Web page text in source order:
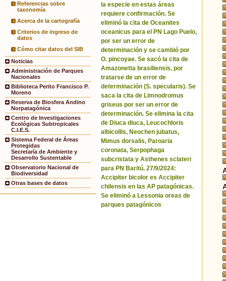
Referencias sobre
taxonomía
Acerca de la cartografía
Criterios de ingreso de
datos
Cómo citar datos del SIB
Noticias
Administración de Parques
Nacionales
Biblioteca Perito Francisco P.
Moreno
Reserva de Biosfera Andino
Norpatagónica
Centro de Investigaciones
Ecológicas Subtropicales
C.I.E.S.
Sistema Federal de Áreas
Protegidas
Secretaría de Ambiente y
Desarrollo Sustentable
Observatorio Nacional de
Biodiversidad
Otras bases de datos
la especie en estas áreas
requiere confirmación. Se
eliminó la cita de Oceanites
oceanicus para el PN Lago Puelo,
por ser un error de
determinación y se cambió por
O. pincoyae. Se sacó la cita de
Amazonetta brasiliensis, por
tratarse de un error de
determinación (S. specularis). Se
saca la cita de Limnodromus
griseus por ser un error de
determinación. Se elimina la cita
de Diuca diuca, Leucochloris
albicollis, Neochen jubatus,
Mimus dorsalis, Paroaria
coronata, Serpophaga
subcristata y Asthenes sclateri
para PN Baritú. 27/9/2024:
Accipiter bicolor es Accipiter
chilensis en las AP patagónicas.
Se eliminó a Lessonia oreas de
parques patagónicos